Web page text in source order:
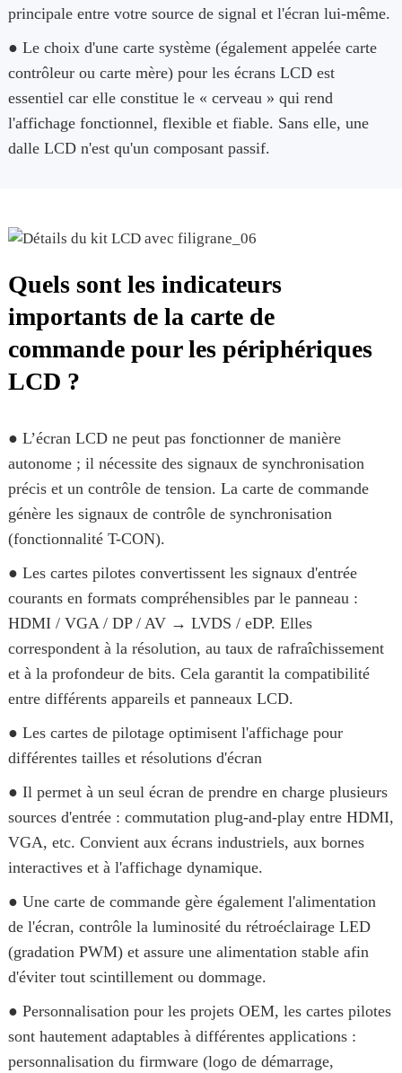
principale entre votre source de signal et l'écran lui-même.
● Le choix d'une carte système (également appelée carte
contrôleur ou carte mère) pour les écrans LCD est
essentiel car elle constitue le « cerveau » qui rend
l'affichage fonctionnel, flexible et fiable. Sans elle, une
dalle LCD n'est qu'un composant passif.
Quels sont les indicateurs
importants de la carte de
commande pour les périphériques
LCD ?
● L’écran LCD ne peut pas fonctionner de manière
autonome ; il nécessite des signaux de synchronisation
précis et un contrôle de tension. La carte de commande
génère les signaux de contrôle de synchronisation
(fonctionnalité T-CON).
● Les cartes pilotes convertissent les signaux d'entrée
courants en formats compréhensibles par le panneau :
HDMI / VGA / DP / AV → LVDS / eDP. Elles
correspondent à la résolution, au taux de rafraîchissement
et à la profondeur de bits. Cela garantit la compatibilité
entre différents appareils et panneaux LCD.
● Les cartes de pilotage optimisent l'affichage pour
différentes tailles et résolutions d'écran
● Il permet à un seul écran de prendre en charge plusieurs
sources d'entrée : commutation plug-and-play entre HDMI,
VGA, etc. Convient aux écrans industriels, aux bornes
interactives et à l'affichage dynamique.
● Une carte de commande gère également l'alimentation
de l'écran, contrôle la luminosité du rétroéclairage LED
(gradation PWM) et assure une alimentation stable afin
d'éviter tout scintillement ou dommage.
● Personnalisation pour les projets OEM, les cartes pilotes
sont hautement adaptables à différentes applications :
personnalisation du firmware (logo de démarrage,